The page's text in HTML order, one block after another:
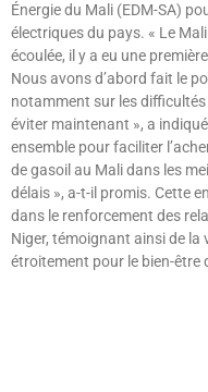
Énergie du Mali (EDM-SA)
électriques du pays. « Le
écoulée, il y a eu une
Nous avons d’abord fait le
notamment sur les
éviter maintenant », a
ensemble pour faciliter
de gasoil au Mali dans les
délais », a-t-il promis. Cette
dans le renforcement des
Niger, témoignant ainsi de
étroitement pour le bien-être